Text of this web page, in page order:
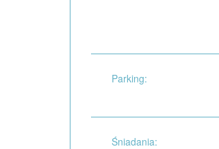
Parking:
Śniadania: